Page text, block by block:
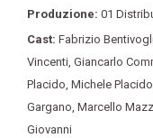
Produzione: 01
Cast: Fabrizio
Vincenti, Giancarlo
Placido, Michele Placido
Gargano, Marcello
Giovanni